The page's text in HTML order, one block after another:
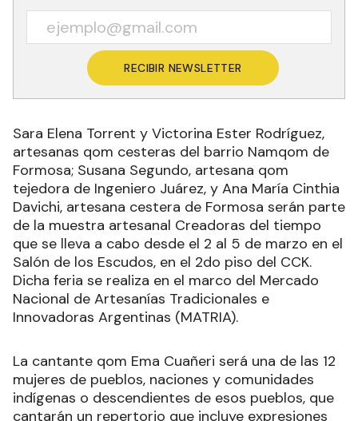
RECIBIR NEWSLETTER
Sara Elena Torrent y Victorina Ester Rodríguez,
artesanas qom cesteras del barrio Namqom de
Formosa; Susana Segundo, artesana qom
tejedora de Ingeniero Juárez, y Ana María Cinthia
Davichi, artesana cestera de Formosa serán parte
de la muestra artesanal Creadoras del tiempo
que se lleva a cabo desde el 2 al 5 de marzo en el
Salón de los Escudos, en el 2do piso del CCK.
Dicha feria se realiza en el marco del Mercado
Nacional de Artesanías Tradicionales e
Innovadoras Argentinas (MATRIA).
La cantante qom Ema Cuañeri será una de las 12
mujeres de pueblos, naciones y comunidades
indígenas o descendientes de esos pueblos, que
cantarán un repertorio que incluye expresiones